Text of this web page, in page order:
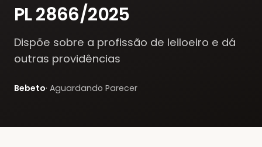
PL 2866/2025
Dispõe sobre a profissão de leiloeiro e dá
outras providências
Bebeto· Aguardando Parecer